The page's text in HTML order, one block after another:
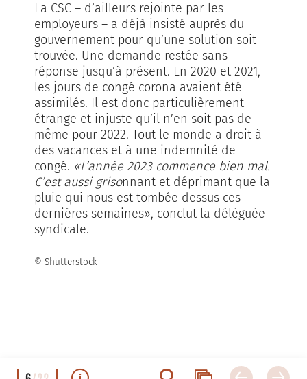
La CSC – d’ailleurs rejointe par les
employeurs – a déjà insisté auprès du
gouvernement pour qu’une solution soit
trouvée. Une demande restée sans
réponse jusqu’à présent. En 2020 et 2021,
les jours de congé corona avaient été
assimilés. Il est donc particulièrement
étrange et injuste qu’il n’en soit pas de
même pour 2022. Tout le monde a droit à
des vacances et à une indemnité de
congé. «L’année 2023 commence bien mal.
C’est aussi grisonnant et déprimant que la
pluie qui nous est tombée dessus ces
dernières semaines», conclut la déléguée
syndicale.
© Shutterstock